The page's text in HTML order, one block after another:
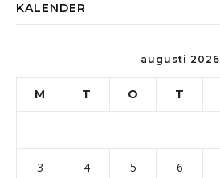
KALENDER
augusti 2026
M T O T
3 4 5 6